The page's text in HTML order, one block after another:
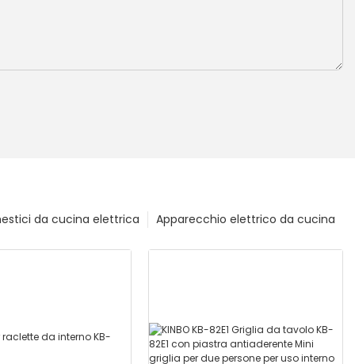
Apparecchio elettrico da cucina
da cucina elettrica